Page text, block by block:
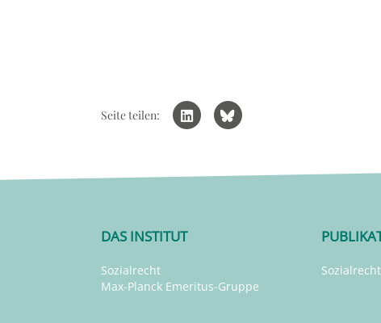
Seite teilen:
DAS INSTITUT
Sozialrecht
Max-Planck Emeritus-Gruppe
Sozialrecht